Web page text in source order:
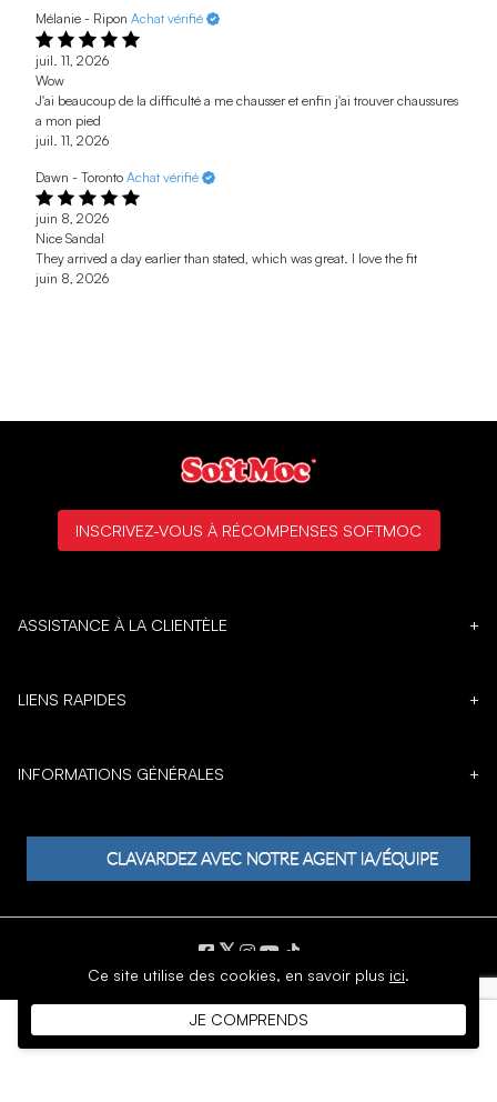
Mélanie - Ripon Achat vérifié
juil. 11, 2026
Wow
J'ai beaucoup de la difficulté a me chausser et enfin j'ai trouver chaussures
a mon pied
juil. 11, 2026
Dawn - Toronto Achat vérifié
juin 8, 2026
Nice Sandal
They arrived a day earlier than stated, which was great. I love the fit
juin 8, 2026
Ce site utilise des cookies, en savoir plus ici.
JE COMPRENDS
ASSISTANCE À LA CLIENTÈLE +
LIENS RAPIDES +
INFORMATIONS GÉNÉRALES +
INSCRIVEZ-VOUS À RÉCOMPENSES SOFTMOC
𝕏
DROIT D'AUTEUR © 1996 - 2026 SoftMoc Inc.
Commerce électronique par MWF Group. Tous droits réservés.